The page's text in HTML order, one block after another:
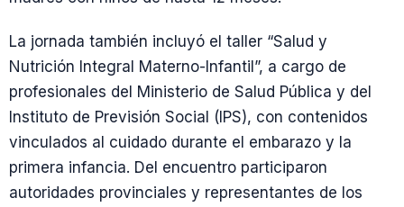
La jornada también incluyó el taller “Salud y
Nutrición Integral Materno-Infantil”, a cargo de
profesionales del Ministerio de Salud Pública y del
Instituto de Previsión Social (IPS), con contenidos
vinculados al cuidado durante el embarazo y la
primera infancia. Del encuentro participaron
autoridades provinciales y representantes de los